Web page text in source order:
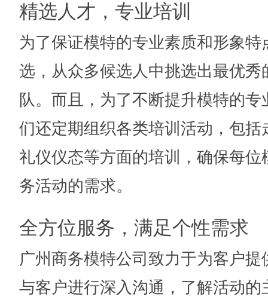
精选人才，专业培训
为了保证模特的专业素质和形象
选，从众多候选人中挑选出最优
队。而且，为了不断提升模特的
们还定期组织各类培训活动，包
礼仪仪态等方面的培训，确保每
务活动的需求。
全方位服务，满足个性需求
广州商务模特公司致力于为客户
与客户进行深入沟通，了解活动